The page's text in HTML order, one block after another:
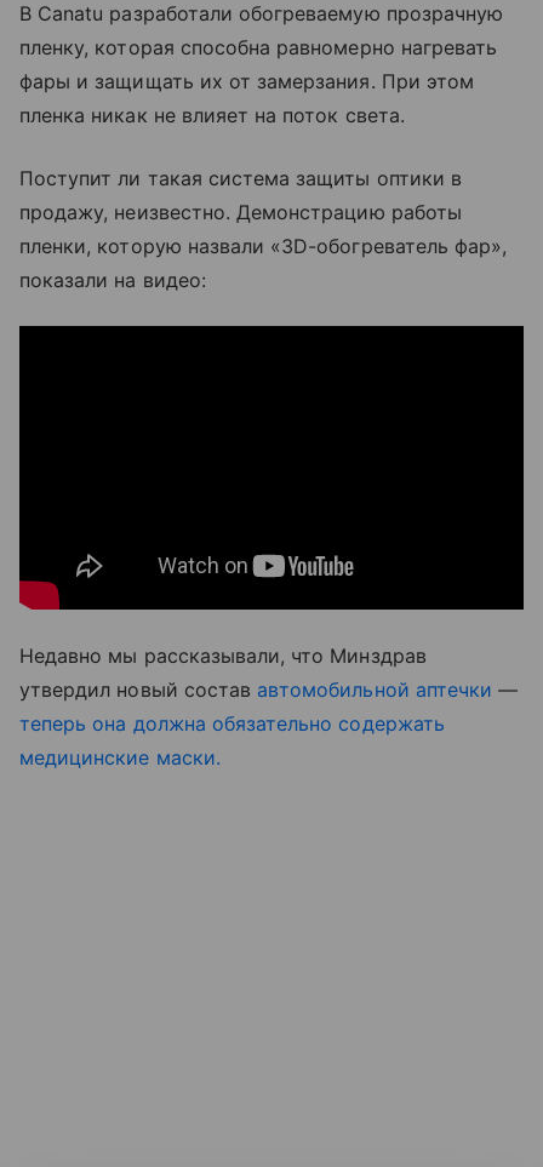
В Canatu разработали обогреваемую прозрачную
пленку, которая способна равномерно нагревать
фары и защищать их от замерзания. При этом
пленка никак не влияет на поток света.
Поступит ли такая система защиты оптики в
продажу, неизвестно. Демонстрацию работы
пленки, которую назвали «3D-обогреватель фар»,
показали на видео:
Недавно мы рассказывали, что Минздрав
утвердил новый состав автомобильной аптечки —
теперь она должна обязательно содержать
медицинские маски.